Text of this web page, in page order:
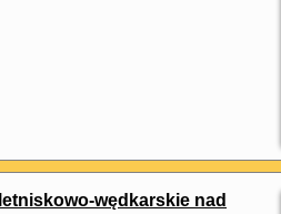
wędkarskie nad